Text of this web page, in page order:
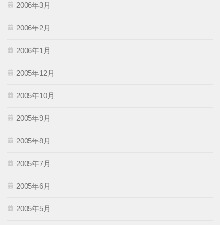
2006年3月
2006年2月
2006年1月
2005年12月
2005年10月
2005年9月
2005年8月
2005年7月
2005年6月
2005年5月